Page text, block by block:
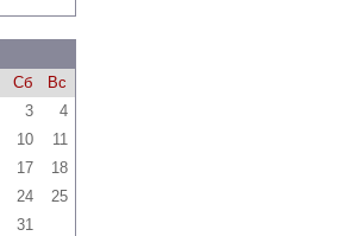
Сб
Вс
3
4
10
11
17
18
24
25
31